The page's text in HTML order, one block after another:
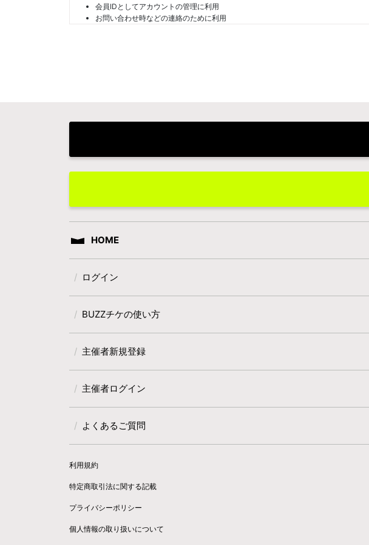
会員IDとしてアカウントの管理に利用
お問い合わせ時などの連絡のために利用
HOME
ログイン
BUZZチケの使い方
主催者新規登録
主催者ログイン
よくあるご質問
利用規約
特定商取引法に関する記載
プライバシーポリシー
個人情報の取り扱いについて